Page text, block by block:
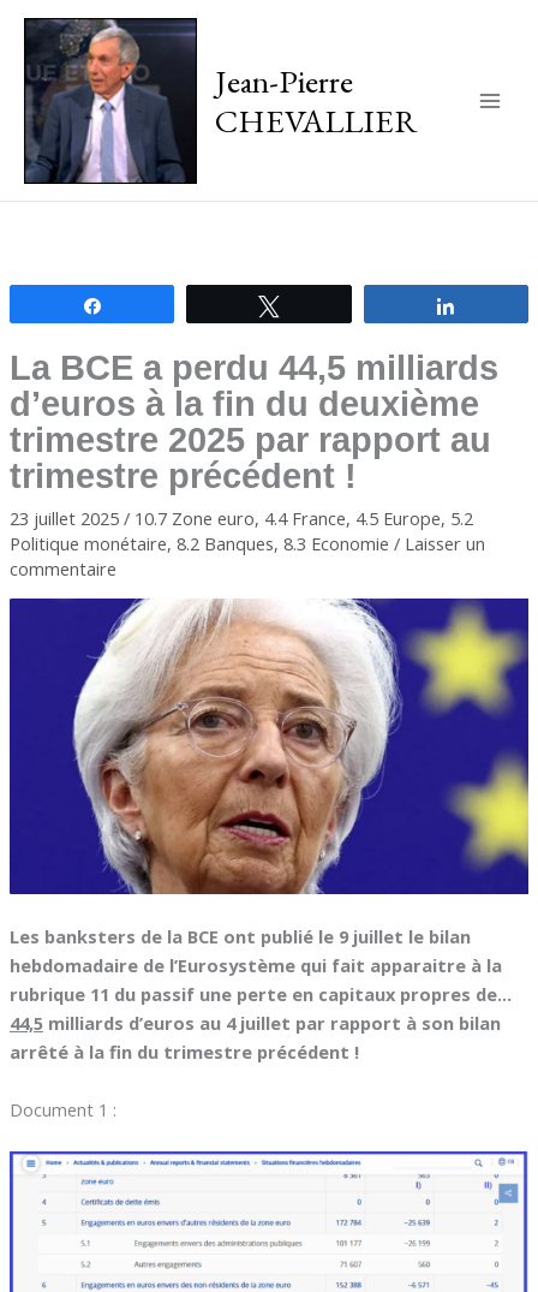
Jean-Pierre
CHEVALLIER
La BCE a perdu 44,5 milliards
d’euros à la fin du deuxième
trimestre 2025 par rapport au
trimestre précédent !
23 juillet 2025 / 10.7 Zone euro, 4.4 France, 4.5 Europe, 5.2
Politique monétaire, 8.2 Banques, 8.3 Economie / Laisser un
commentaire
Les banksters de la BCE ont publié le 9 juillet le bilan
hebdomadaire de l’Eurosystème qui fait apparaitre à la
rubrique 11 du passif une perte en capitaux propres de…
44,5milliards d’euros au 4 juillet par rapport à son bilan
arrêté à la fin du trimestre précédent !
Document 1 :